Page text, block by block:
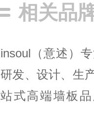
相关品
insoul（意述）
研发、设计、生
站式高端墙板